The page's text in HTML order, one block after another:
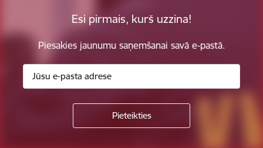
Esi pirmais, kurš uzzina!
Piesakies jaunumu saņemšanai savā e-pastā.